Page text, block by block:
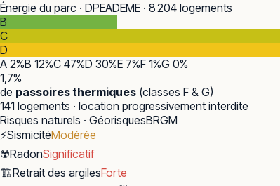
Énergie du parc · DPEADEME · 8 204 logements
B
C
D
A 2%B 12%C 47%D 30%E 7%F 1%G 0%
1,7%
de passoires thermiques (classes F & G)
141 logements · location progressivement interdite
Risques naturels · GéorisquesBRGM
⚡SismicitéModérée
☢️RadonSignificatif
🏗️Retrait des argilesForte